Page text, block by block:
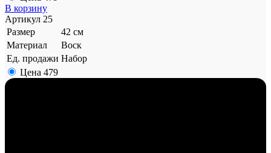
В корзину
Артикул 25
Размер
42 см
Материал
Воск
Ед. продажи Набор
Цена 479